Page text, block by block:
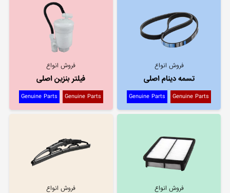
فروش انواع
تسمه دینام اصلی
Genuine Parts
Genuine Parts
فروش انواع
فیلتر بنزین اصلی
Genuine Parts
Genuine Parts
فروش انواع فروش انواع